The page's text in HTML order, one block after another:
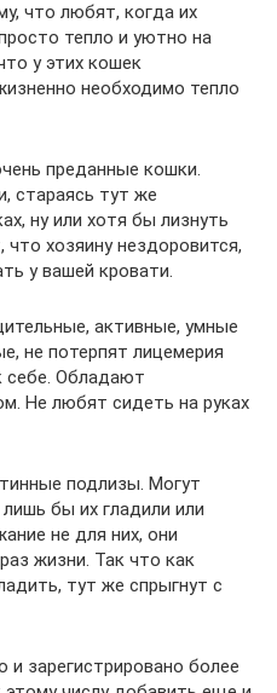
что любят, когда их
тепло и уютно на
у этих кошек
необходимо тепло
преданные кошки.
стараясь тут же
ну или хотя бы лизнуть
хозяину нездоровится,
у вашей кровати.
активные, умные
не потерпят лицемерия
себе. Обладают
Не любят сидеть на руках
подлизы. Могут
бы их гладили или
не для них, они
жизни. Так что как
тут же спрыгнут с
зарегистрировано более